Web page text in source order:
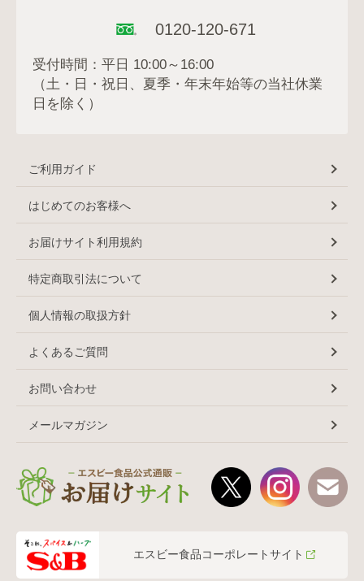
0120-120-671
受付時間：平日 10:00～16:00
（土・日・祝日、夏季・年末年始等の当社休業
日を除く）
ご利用ガイド
はじめてのお客様へ
お届けサイト利用規約
特定商取引法について
個人情報の取扱方針
よくあるご質問
お問い合わせ
メールマガジン
エスビー食品コーポレートサイト